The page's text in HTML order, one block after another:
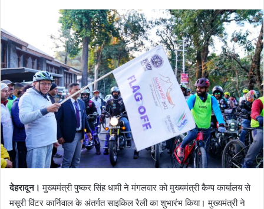
d
a
n
e
m
a
i
l
देहरादून। मुख्यमंत्री पुष्कर सिंह धामी ने मंगलवार को मुख्यमंत्री कैम्प कार्यालय से
मसूरी विंटर कार्निवाल के अंतर्गत साइकिल रैली का शुभारंभ किया। मुख्यमंत्री ने